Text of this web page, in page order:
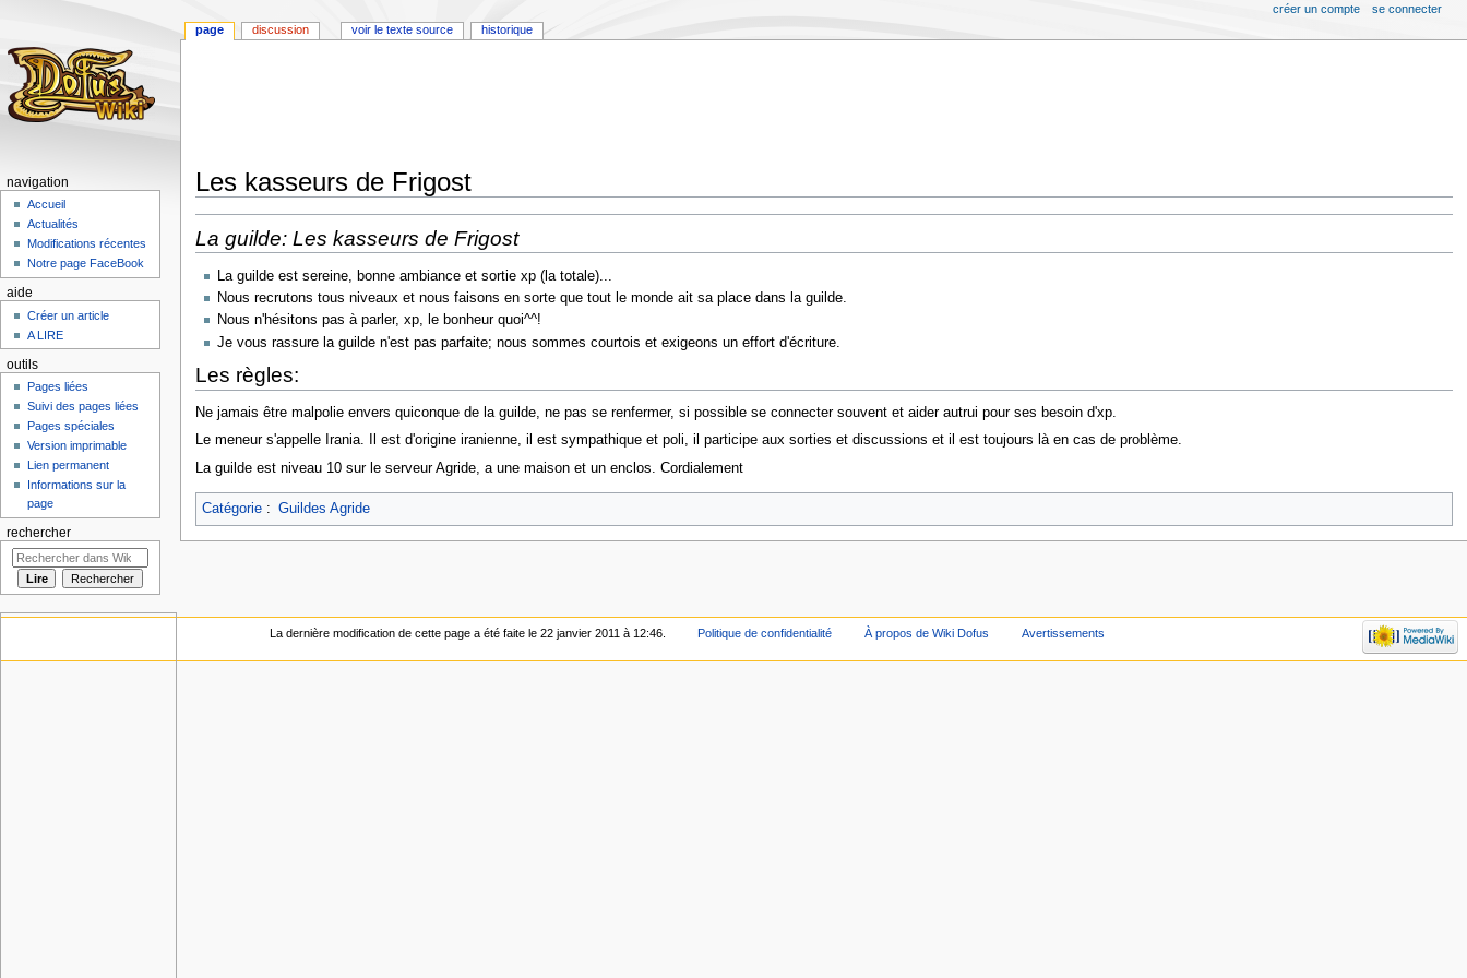
Les kasseurs de Frigost
à
navigation
à
recherche
La guilde: Les kasseurs de Frigost
La guilde est sereine, bonne ambiance et sortie xp (la totale)...
Nous recrutons tous niveaux et nous faisons en sorte que tout le monde ait sa place dans la guilde.
Nous n'hésitons pas à parler, xp, le bonheur quoi^^!
Je vous rassure la guilde n'est pas parfaite; nous sommes courtois et exigeons un effort d'écriture.
Les règles:
Ne jamais être malpolie envers quiconque de la guilde, ne pas se renfermer, si possible se connecter souvent et aider autrui pour ses besoin d'xp.
Le meneur s'appelle Irania. Il est d'origine iranienne, il est sympathique et poli, il participe aux sorties et discussions et il est toujours là en cas de problème.
La guilde est niveau 10 sur le serveur Agride, a une maison et un enclos. Cordialement
Catégorie: Guildes Agride
page discussion voir le texte source historique
créer un compte se connecter
navigation
Accueil
Actualités
Modifications récentes
Notre page FaceBook
aide
Créer un article
A LIRE
outils
Pages liées
Suivi des pages liées
Pages spéciales
Version imprimable
Lien permanent
Informations sur la
page
rechercher
La dernière modification de cette page a été faite le 22 janvier 2011 à 12:46. Politique de confidentialité À propos de Wiki Dofus Avertissements